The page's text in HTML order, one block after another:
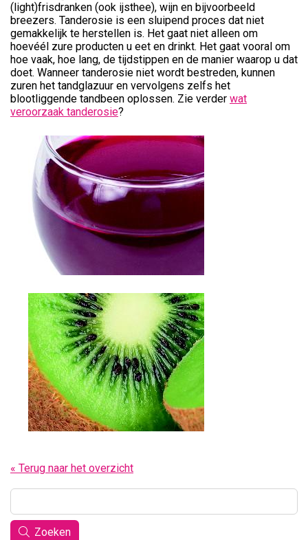
(light)frisdranken (ook ijsthee), wijn en bijvoorbeeld
breezers. Tanderosie is een sluipend proces dat niet
gemakkelijk te herstellen is. Het gaat niet alleen om
hoevéél zure producten u eet en drinkt. Het gaat vooral om
hoe vaak, hoe lang, de tijdstippen en de manier waarop u dat
doet. Wanneer tanderosie niet wordt bestreden, kunnen
zuren het tandglazuur en vervolgens zelfs het
blootliggende tandbeen oplossen. Zie verder wat
veroorzaak tanderosie?
« Terug naar het overzicht
Zoeken